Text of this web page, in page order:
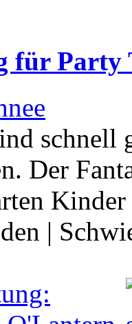
für Party
schnell
Der
|